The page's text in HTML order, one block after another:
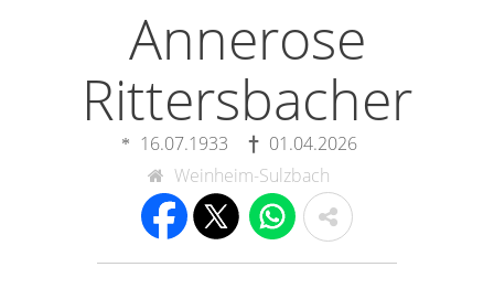
Annerose
Rittersbacher
16.07.1933
01.04.2026
Weinheim-Sulzbach